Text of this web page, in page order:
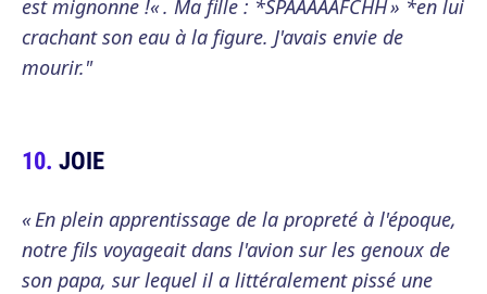
est mignonne !« . Ma fille : *SPAAAAAFCHH » *en lui
crachant son eau à la figure. J'avais envie de
mourir."
JOIE
« En plein apprentissage de la propreté à l'époque,
notre fils voyageait dans l'avion sur les genoux de
son papa, sur lequel il a littéralement pissé une